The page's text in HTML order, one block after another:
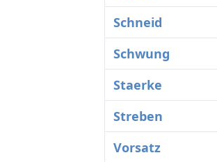
Schneid
Schwung
Staerke
Streben
Vorsatz